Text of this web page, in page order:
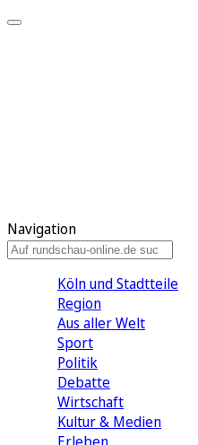
Navigation
Köln und Stadtteile
Region
Aus aller Welt
Sport
Politik
Debatte
Wirtschaft
Kultur & Medien